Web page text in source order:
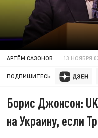
АРТЁМ САЗОНОВ 13 НОЯБРЯ
ПОДПИШИТЕСЬ:
Борис Джонсон:
на Украину, если